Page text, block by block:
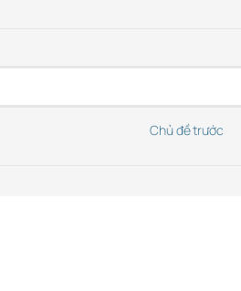
Chủ đề trước